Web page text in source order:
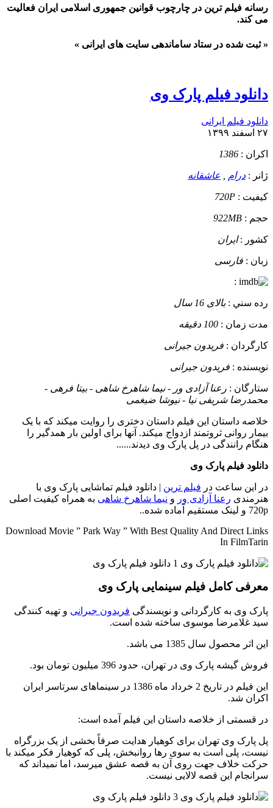
رسانه فیلم ترین در چارچوب قوانین جمهوری اسلامی ایران فعالیت
می کند.
« ثبت شده در ستاد ساماندهی سایت های ایرانی »
دانلود فیلم پارک وی
دانلود فیلم ایرانی
۲۷ اسفند ۱۳۹۹
اکران : 1386
ژانر : درام عاشقانه
کيفيت : 720P
حجم : 922MB
کشور :ایران
زبان : فارسی
:
رده سني :بالای 16 سال
مدت زمان : 100 دقیقه
کارگردان : فریدون جیرانی
نويسنده : فریدون جیرانی
ستارگان : رعنا آزادی ور - نیما شاهرخ شاهی - بیتا فرهی -
محمدرضا شریفی‌ نیا - نیوشا ضیغمی
خلاصه داستان این فیلم داستان دختری را روایت میکند که با یک
بیمار روانی ثروتمند ازدواج میکند. آنها برای اولین بار همدگیر را
هنگام رانندگی در پل پارک وی دیدند......
دانلود فیلم پارک وی
در این ساعت در فیلم ترین | دانلود فیلم تماشایی پارک وی با
هنرمندی رعنا آزادی ور و نیما شاهرخ شاهی به همراه کیفیت اصلی
720p و لینک مستقیم آماده شده..
Download Movie ” Park Way ” With Best Quality And Direct Links
In FilmTarin
معرفی کامل فیلم سینمایی پارک وی
پارک وی به کارگردانی و نویسندگی فریدون جیرانی و تهیه کنندگی
سید غلامرضا موسوی ساخته شده است.
این اثر محصول سال 1385 می باشد.
فروش گیشه پارک وی در تهران، حدود 396 میلیون تومان بود.
این فیلم در تاریخ 2 خرداد ماه 1386 در سینماهای سرتاسر ایران
اکران شد.
در قسمتی از خلاصه داستان این فیلم آمده است:
پل پارک وی تهران برای کوهیار هدایت صرفاً بخشی از یک بزرگراه
نیست، پلی است به سوی رها روانبخش، پلی که کوهیار فکر میکند با
حرکت خلاف جهت روی آن به قصه عشق میرسد،‌ اما نمیداند که
سرانجام این قصه لالایی نیست.